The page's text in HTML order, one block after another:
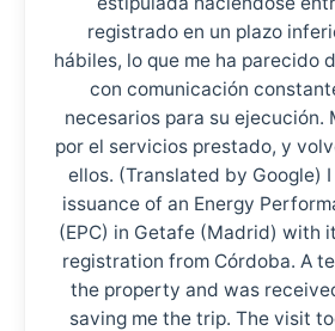
registrado en un plazo
hábiles, lo que me ha parecido
con comunicación
necesarios para su ejecución.
por el servicios prestado, y
ellos. (Translated by Google)
issuance of an Energy
(EPC) in Getafe (Madrid) with
registration from Córdoba. A
the property and was
saving me the trip. The visit